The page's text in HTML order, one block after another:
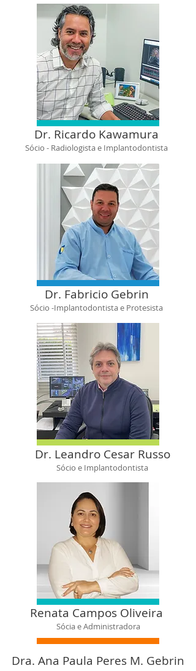
Dr. Ricardo Kawamura
Sócio - Radiologista e Implantodontista
Dr. Fabricio Gebrin
Sócio -Implantodontista e Protesista
Dr. Leandro Cesar Russo
Sócio e Implantodontista
Renata Campos Oliveira
Sócia e Administradora
Dra. Ana Paula Peres M. Gebrin